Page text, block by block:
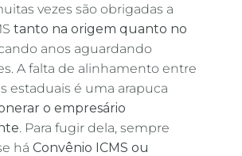
vezes são obrigadas a
tanto na origem quanto no
anos aguardando
A falta de alinhamento entre
estaduais é uma arapuca
o empresário
. Para fugir dela, sempre
há Convênio ICMS ou